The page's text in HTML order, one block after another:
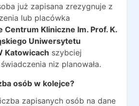
już zapisana zrezygnuje z
lub placówka
Centrum Kliniczne Im. Prof. K.
Uniwersytetu
Katowicach szybciej
niz planowała.
osób w kolejce?
zapisanych osób na dane